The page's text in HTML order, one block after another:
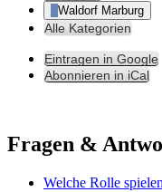
Waldorf Marburg
Alle Kategorien
Eintragen in Google
Abonnieren in iCal
Fragen &
Welche Rolle